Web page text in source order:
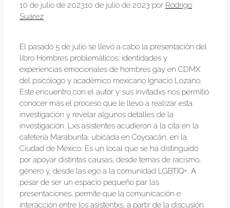
10 de julio de 202310 de julio de 2023 por Rodrigo
Suárez
El pasado 5 de julio se llevó a cabo la presentación del
libro Hombres problemáticos: identidades y
experiencias emocionales de hombres gay en CDMX
del psicólogo y académico mexicano Ignacio Lozano.
Este encuentro con el autor y sus invitadxs nos permitió
conocer más el proceso que le llevó a realizar esta
investigación y revelar algunos detalles de la
investigación. Lxs asistentes acudieron a la cita en la
cafetería Marabunta, ubicada en Coyoacán, en la
Ciudad de México. Es un local que se ha distinguido
por apoyar distintas causas, desde temas de racismo,
género y, desde las ego a la comunidad LGBTIQ+. A
pesar de ser un espacio pequeño par las
presentaciones, permite que la comunicación e
interacción entre los asistentxs, a partir de la discusión